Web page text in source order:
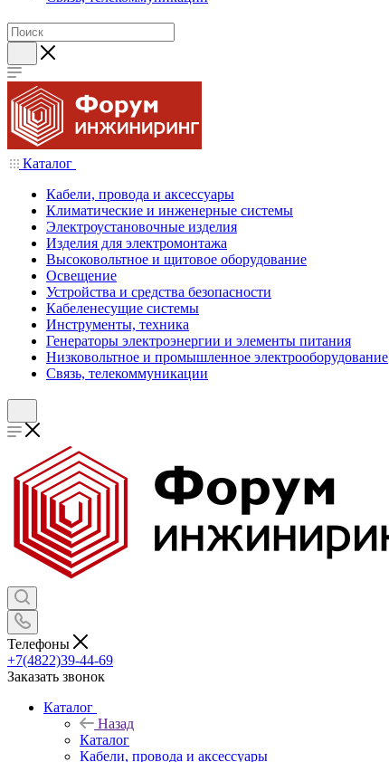
Каталог
Кабели, провода и аксессуары
Климатические и инженерные системы
Электроустановочные изделия
Изделия для электромонтажа
Высоковольтное и щитовое оборудование
Освещение
Устройства и средства безопасности
Кабеленесущие системы
Инструменты, техника
Генераторы электроэнергии и элементы питания
Низковольтное и промышленное электрооборудование
Связь, телекоммуникации
Телефоны
+7(4822)39-44-69
Заказать звонок
Каталог
Назад
Каталог
Кабели, провода и аксессуары